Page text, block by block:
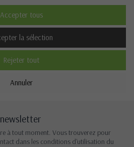
de performance
Annuler
Rejeter tout
la sélection
Accepter tous
à tout moment. Vous trouverez pour
dans les conditions d'utilisation du